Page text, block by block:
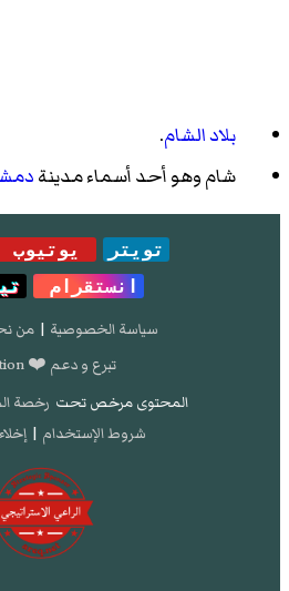
بلاد الشام.
شام وهو أحد أسماء مدينة
تويتر يوتيوب
انستقرام
سياسة الخصوصية | من
تبرع و دعم ❤️ donation
المحتوى مرخص تحت رخصة
شروط الإستخدام |